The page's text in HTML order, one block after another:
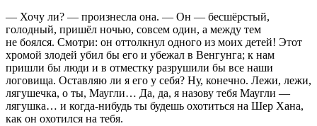
— Хочу ли? — произнесла она. — Он — бесшёрстый,
голодный, пришёл ночью, совсем один, а между тем
не боялся. Смотри: он оттолкнул одного из моих детей! Этот
хромой злодей убил бы его и убежал в Венгунга; к нам
пришли бы люди и в отместку разрушили бы все наши
логовища. Оставляю ли я его у себя? Ну, конечно. Лежи, лежи,
лягушечка, о ты, Маугли… Да, да, я назову тебя Маугли —
лягушка… и когда-нибудь ты будешь охотиться на Шер Хана,
как он охотился на тебя.